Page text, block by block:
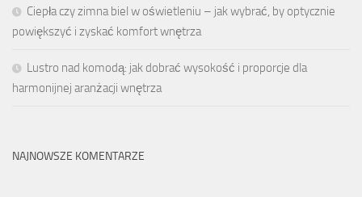
Ciepła czy zimna biel w oświetleniu – jak wybrać, by optycznie
powiększyć i zyskać komfort wnętrza
Lustro nad komodą: jak dobrać wysokość i proporcje dla
harmonijnej aranżacji wnętrza
NAJNOWSZE KOMENTARZE